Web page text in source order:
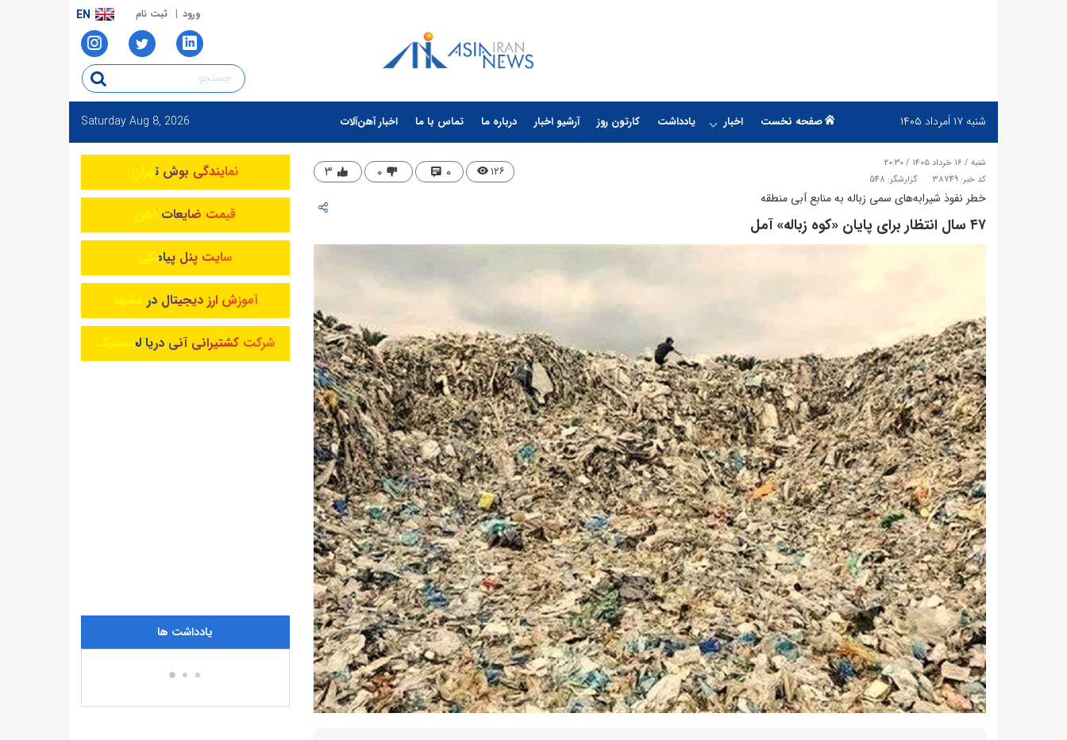
ورود ثبت نام EN
شنبه ۱۷ اَمرداد ۱۴۰۵ صفحه نخست اخبار یادداشت کارتون روز آرشیو اخبار درباره ما تماس با ما اخبار آهن‌آلات SaturdayAug 8, 2026
شنبه / ۱۶ خرداد ۱۴۰۵ / ۲۰:۳۰
کد خبر: 38749
گزارشگر: 548 ۱۲۶ ۰ ۰ ۳
خطر نفوذ شیرابه‌های سمی زباله به منابع آبی منطقه
​۴۷ سال انتظار برای پایان «کوه زباله» آمل
نمایندگی بوش تهران
قیمت ضایعات آهن
سایت پنل پیامکی
آموزش ارز دیجیتال در مشهد
شرکت کشتیرانی آنی دریا لجستیک
یادداشت ها